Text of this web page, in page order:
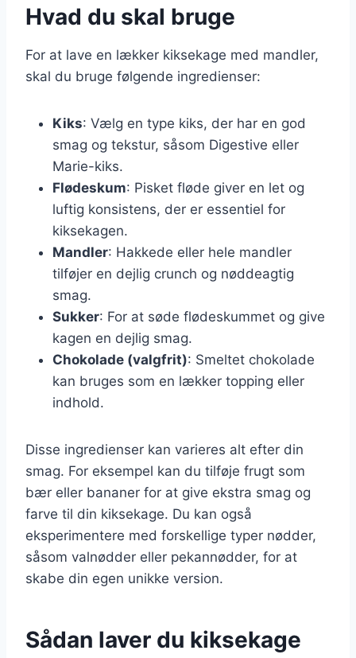
Hvad du skal bruge
For at lave en lækker kiksekage med mandler,
skal du bruge følgende ingredienser:
Kiks: Vælg en type kiks, der har en god
smag og tekstur, såsom Digestive eller
Marie-kiks.
Flødeskum: Pisket fløde giver en let og
luftig konsistens, der er essentiel for
kiksekagen.
Mandler: Hakkede eller hele mandler
tilføjer en dejlig crunch og nøddeagtig
smag.
Sukker: For at søde flødeskummet og give
kagen en dejlig smag.
Chokolade (valgfrit): Smeltet chokolade
kan bruges som en lækker topping eller
indhold.
Disse ingredienser kan varieres alt efter din
smag. For eksempel kan du tilføje frugt som
bær eller bananer for at give ekstra smag og
farve til din kiksekage. Du kan også
eksperimentere med forskellige typer nødder,
såsom valnødder eller pekannødder, for at
skabe din egen unikke version.
Sådan laver du kiksekage